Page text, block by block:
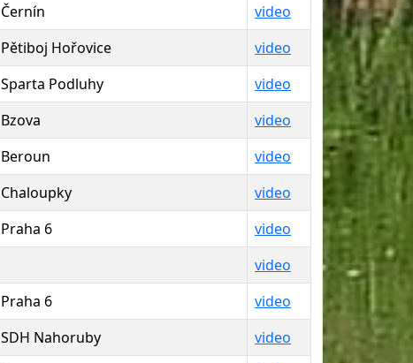
Černín
video
Pětiboj Hořovice
video
Sparta Podluhy
video
Bzova
video
Beroun
video
Chaloupky
video
Praha 6
video
video
Praha 6
video
SDH Nahoruby
video